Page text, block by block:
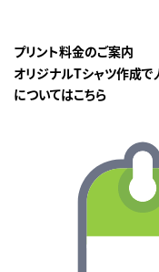
プリント料金のご案内
オリジナルTシャツ作成
についてはこちら